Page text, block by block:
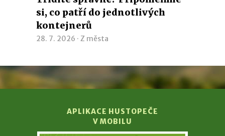
si, co patří do jednotlivých
kontejnerů
28. 7. 2026 · Z města
APLIKACE HUSTOPEČE
V MOBILU